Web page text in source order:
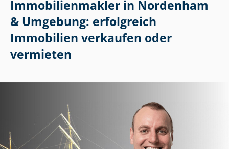
Im­mo­bi­li­en­mak­ler in Nordenham
& Umgebung: erfolgreich
Immobilien verkaufen oder
vermieten